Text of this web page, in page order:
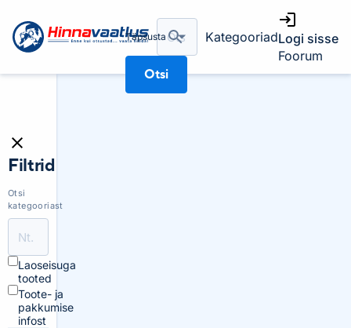
Täpsusta
Otsi
KategooriadLogi sisse
Foorum
Filtrid
Otsi
kategooriast
Laoseisuga
tooted
Toote- ja
pakkumise
infost